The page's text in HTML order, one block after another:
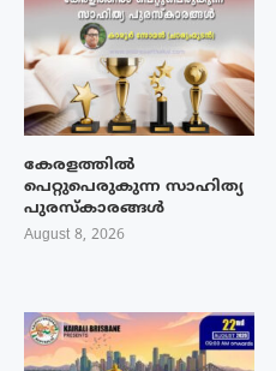
കേരളത്തിൽ
പെറ്റുപെരുകുന്ന സാഹിത്യ
പുരസ്‌കാരങ്ങൾ
August 8, 2026